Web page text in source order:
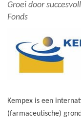
Groei door
Fonds
Kempex is een
(farmaceutische)